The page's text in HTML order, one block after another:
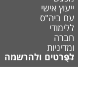
ייעוץ אישי
עם ביה"ס
ללימודי
חברה
ומדיניות
לפרטים ולהרשמה